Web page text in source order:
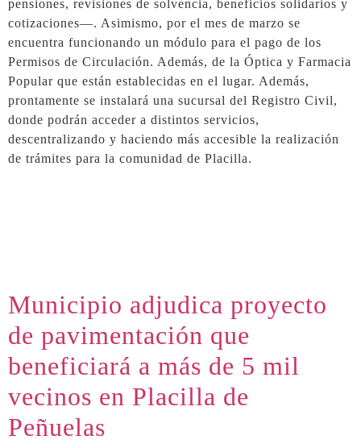
pensiones, revisiones de solvencia, beneficios solidarios y
cotizaciones—. Asimismo, por el mes de marzo se
encuentra funcionando un módulo para el pago de los
Permisos de Circulación. Además, de la Óptica y Farmacia
Popular que están establecidas en el lugar. Además,
prontamente se instalará una sucursal del Registro Civil,
donde podrán acceder a distintos servicios,
descentralizando y haciendo más accesible la realización
de trámites para la comunidad de Placilla.
Municipio adjudica proyecto
de pavimentación que
beneficiará a más de 5 mil
vecinos en Placilla de
Peñuelas